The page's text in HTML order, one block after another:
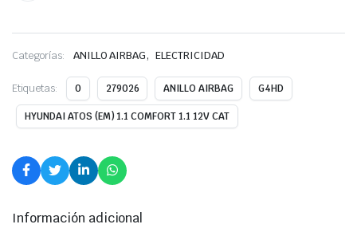
Categorías: ANILLO AIRBAG, ELECTRICIDAD
Etiquetas: 0 279026 ANILLO AIRBAG G4HD
HYUNDAI ATOS (EM) 1.1 COMFORT 1.1 12V CAT
Información adicional